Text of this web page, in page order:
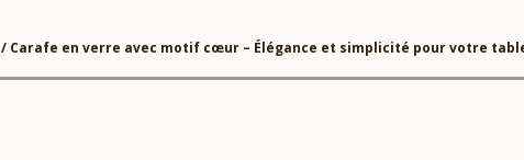
/ Carafe en verre avec motif cœur – Élégance et simplicité pour votre